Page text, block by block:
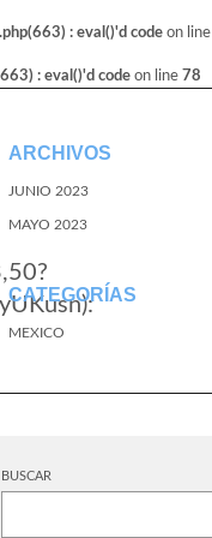
: eval()'d code on line
: eval()'d code on line 78
ARCHIVOS
JUNIO 2023
MAYO 2023
CATEGORÍAS
MEXICO
BUSCAR